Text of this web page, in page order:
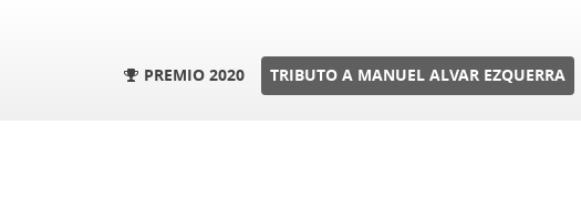
PREMIO 2020 TRIBUTO A MANUEL ALVAR EZQUERRA